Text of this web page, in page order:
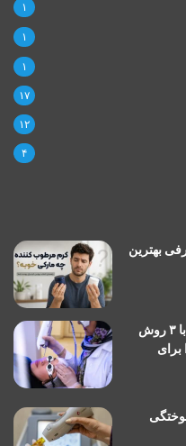
۱
۱
۱
۱۷
۱۲
۴
بهترین
چگونه در بهترین مرکز جوانسازی مشهد با ۳ روش
برای